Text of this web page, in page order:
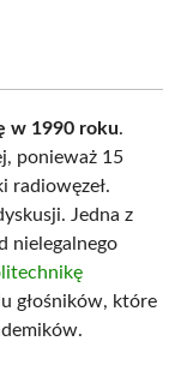
w 1990 roku.
ponieważ 15
radiowęzeł.
Jedna z
nielegalnego
głośników, które